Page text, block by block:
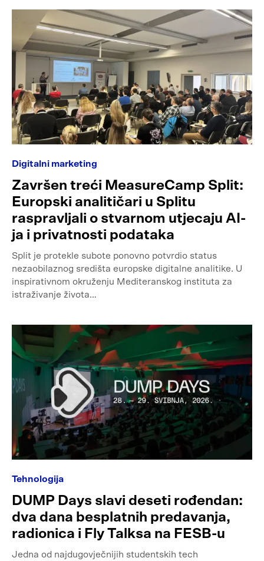
Digitalni marketing
Završen treći MeasureCamp Split:
Europski analitičari u Splitu
raspravljali o stvarnom utjecaju AI-
ja i privatnosti podataka
Split je protekle subote ponovno potvrdio status
nezaobilaznog središta europske digitalne analitike. U
inspirativnom okruženju Mediteranskog instituta za
istraživanje života…
Tehnologija
DUMP Days slavi deseti rođendan:
dva dana besplatnih predavanja,
radionica i Fly Talksa na FESB-u
Jedna od najdugovječnijih studentskih tech